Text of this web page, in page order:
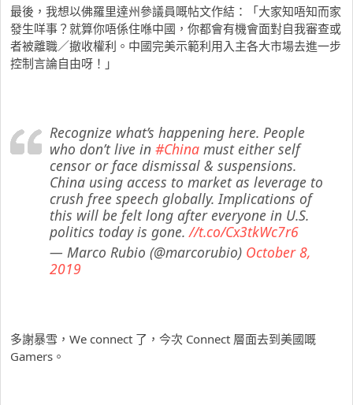
最後，我想以佛羅里達州參議員嘅帖文作結：「大家知唔知而家
發生咩事？就算你唔係住喺中國，你都會有機會面對自我審查或
者被離職／撤收權利。中國完美示範利用入主各大市場去進一步
控制言論自由呀！」
Recognize what’s happening here. People
who don’t live in #China must either self
censor or face dismissal & suspensions.
China using access to market as leverage to
crush free speech globally. Implications of
this will be felt long after everyone in U.S.
politics today is gone. //t.co/Cx3tkWc7r6
— Marco Rubio (@marcorubio) October 8,
2019
多謝暴雪，We connect 了，今次 Connect 層面去到美國嘅
Gamers。